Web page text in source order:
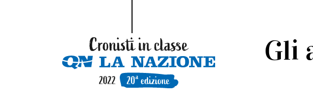
Gli